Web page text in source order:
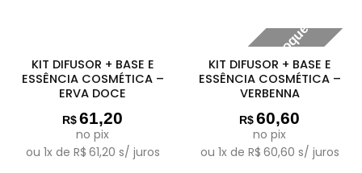
KIT DIFUSOR + BASE E
ESSÊNCIA COSMÉTICA –
ERVA DOCE
R$61,20
no pix
ou 1x de R$ 61,20 s/ juros
Fora de estoque
KIT DIFUSOR + BASE E
ESSÊNCIA COSMÉTICA –
VERBENNA
R$60,60
no pix
ou 1x de R$ 60,60 s/ juros